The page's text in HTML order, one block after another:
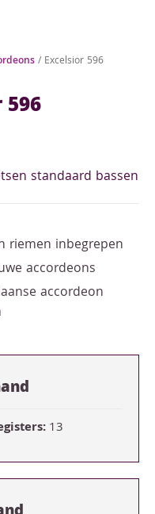
/ Excelsior 596
standaard bassen
riemen inbegrepen
accordeons
accordeon
13